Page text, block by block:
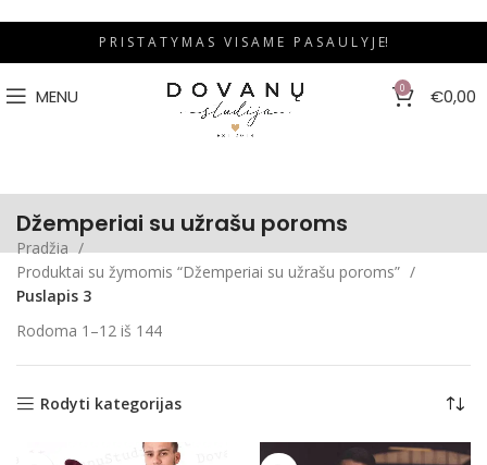
P R I S T A T Y M A S V I S A M E P A S A U L Y J E!
MENU 0 €0,00
Džemperiai su užrašu poroms
Pradžia
Produktai su žymomis “Džemperiai su užrašu poroms”
Puslapis 3
Rodoma 1–12 iš 144
Rodyti kategorijas